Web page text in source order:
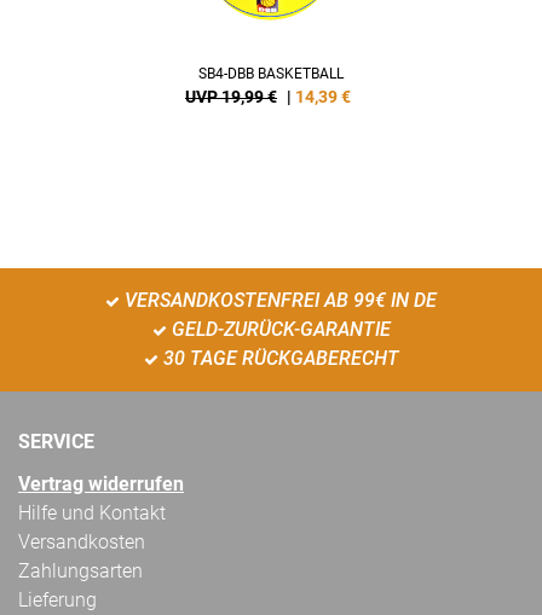
SB4-DBB BASKETBALL
UVP 19,99 € | 14,39€
VERSANDKOSTENFREI AB 99€ IN DE
GELD-ZURÜCK-GARANTIE
30 TAGE RÜCKGABERECHT
SERVICE
Vertrag widerrufen
Hilfe und Kontakt
Versandkosten
Zahlungsarten
Lieferung